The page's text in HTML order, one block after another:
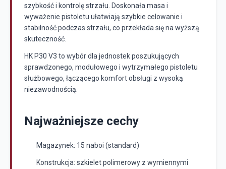
szybkość i kontrolę strzału. Doskonała masa i
wyważenie pistoletu ułatwiają szybkie celowanie i
stabilność podczas strzału, co przekłada się na wyższą
skuteczność.
HK P30 V3 to wybór dla jednostek poszukujących
sprawdzonego, modułowego i wytrzymałego pistoletu
służbowego, łączącego komfort obsługi z wysoką
niezawodnością.
Najważniejsze cechy
Magazynek: 15 naboi (standard)
Konstrukcja: szkielet polimerowy z wymiennymi